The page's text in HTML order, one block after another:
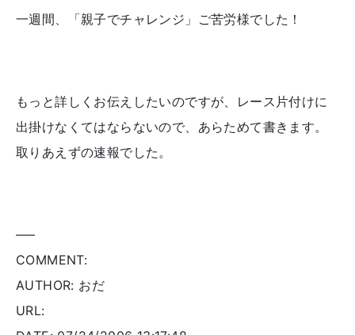
一週間、「親子でチャレンジ」ご苦労様でした！
もっと詳しくお伝えしたいのですが、レース片付けに
出掛けなくてはならないので、あらためて書きます。
取りあえずの速報でした。
—–
COMMENT:
AUTHOR: おだ
URL: